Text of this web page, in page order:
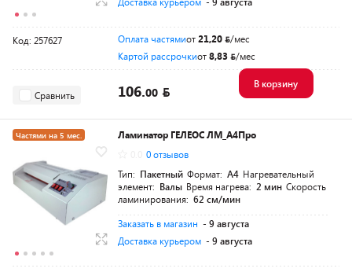
Код: 257627 Оплата частямиот21,20
/мес
Картой рассрочкиот8,83 /мес
Сравнить 106.00
В корзину
Частями на 5 мес.
Ламинатор ГЕЛЕОС ЛМ_А4Про
0 отзывов
Тип: Пакетный Формат: A4 Нагревательный
элемент: Валы Время нагрева: 2 мин Скорость
ламинирования: 62 см/мин
Заказать в магазин - 9 августа
Доставка курьером - 9 августа